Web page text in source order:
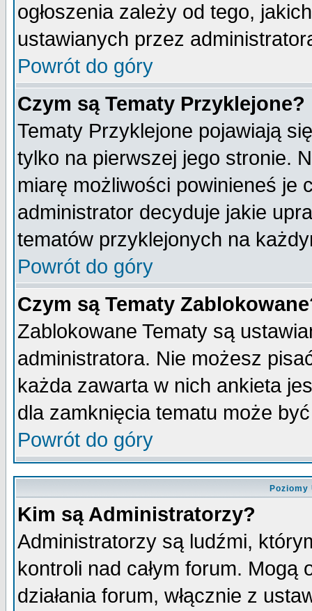
ogłoszenia zależy od tego,
ustawianych przez
Powrót do góry
Czym są Tematy Przyklejone?
Tematy Przyklejone pojawiają
tylko na pierwszej jego stronie.
miarę możliwości powinieneś je
administrator decyduje jakie
tematów przyklejonych na
Powrót do góry
Czym są Tematy
Zablokowane Tematy są
administratora. Nie możesz
każda zawarta w nich ankieta
dla zamknięcia tematu może
Powrót do góry
Kim są Administratorzy?
Administratorzy są ludźmi,
kontroli nad całym forum.
działania forum, włącznie z